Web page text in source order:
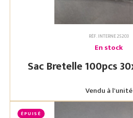
RÉF. INTERNE 25203
En stock
Vendu à l'unité
ÉPUISÉ